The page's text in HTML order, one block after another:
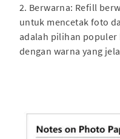
2. Berwarna: Refill
untuk mencetak foto
adalah pilihan populer
dengan warna yang